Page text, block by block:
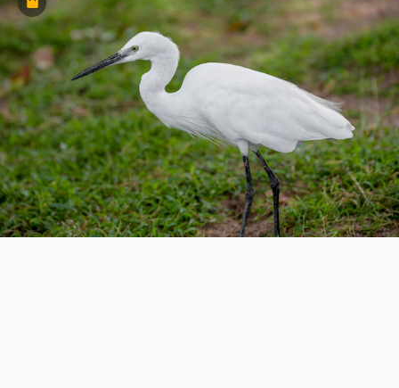
Premium